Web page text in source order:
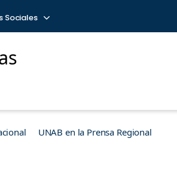
Sociales
UNAB en la Prensa Regional